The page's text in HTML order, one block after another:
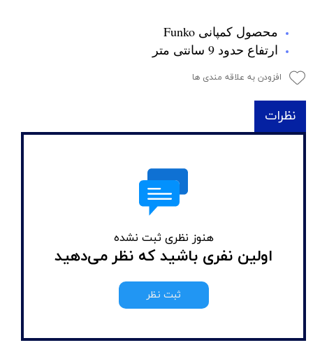
محصول کمپانی Funko
ارتفاع حدود 9 سانتی متر
افزودن به علاقه مندی ها
نظرات
هنوز نظری ثبت نشده
اولین نفری باشید که نظر می‌دهید
ثبت نظر